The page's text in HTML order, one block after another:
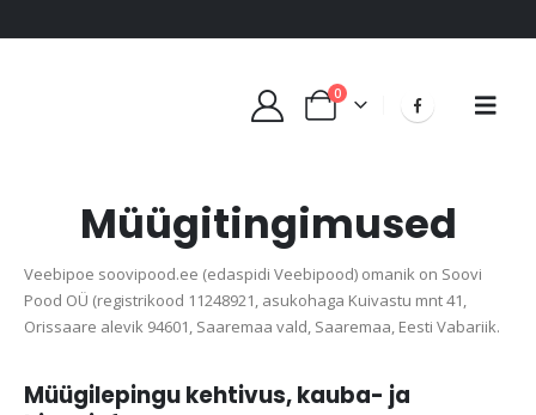
0
Müügitingimused
Veebipoe soovipood.ee (edaspidi Veebipood) omanik on Soovi
Pood OÜ (registrikood 11248921, asukohaga Kuivastu mnt 41,
Orissaare alevik 94601, Saaremaa vald, Saaremaa, Eesti Vabariik.
Müügilepingu kehtivus, kauba- ja